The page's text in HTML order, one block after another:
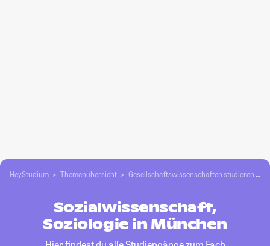
HeyStudium Themenübersicht Gesellschafts­­wissenschaften studieren
Sozialwissenschaft,
Soziologie in München